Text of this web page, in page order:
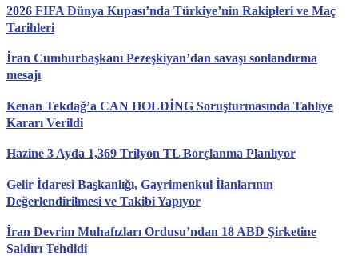
2026 FIFA Dünya Kupası’nda Türkiye’nin Rakipleri ve Maç
Tarihleri
İran Cumhurbaşkanı Pezeşkiyan’dan savaşı sonlandırma
mesajı
Kenan Tekdağ’a CAN HOLDİNG Soruşturmasında Tahliye
Kararı Verildi
Hazine 3 Ayda 1,369 Trilyon TL Borçlanma Planlıyor
Gelir İdaresi Başkanlığı, Gayrimenkul İlanlarının
Değerlendirilmesi ve Takibi Yapıyor
İran Devrim Muhafızları Ordusu’ndan 18 ABD Şirketine
Saldırı Tehdidi